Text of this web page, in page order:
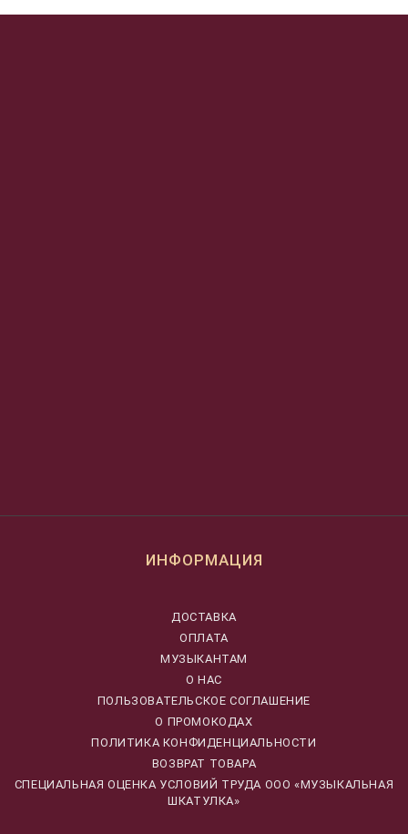
ИНФОРМАЦИЯ
ДОСТАВКА
ОПЛАТА
МУЗЫКАНТАМ
О НАС
ПОЛЬЗОВАТЕЛЬСКОЕ СОГЛАШЕНИЕ
О ПРОМОКОДАХ
ПОЛИТИКА КОНФИДЕНЦИАЛЬНОСТИ
ВОЗВРАТ ТОВАРА
CПЕЦИАЛЬНАЯ ОЦЕНКА УСЛОВИЙ ТРУДА ООО «МУЗЫКАЛЬНАЯ
ШКАТУЛКА»